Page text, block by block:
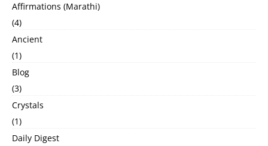
Affirmations (Marathi)
(4)
Ancient
(1)
Blog
(3)
Crystals
(1)
Daily Digest